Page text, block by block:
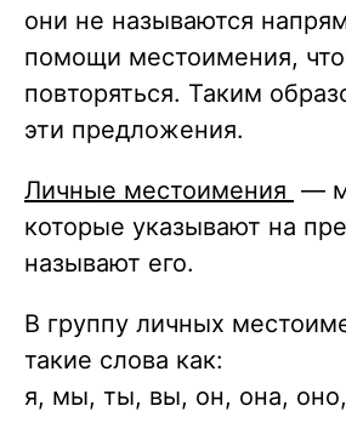
они не называются
помощи местоимения,
повторяться. Таким
эти предложения.
Личные местоимения —
которые указывают на
называют его.
В группу личных
такие слова как:
я, мы, ты, вы, он, она,